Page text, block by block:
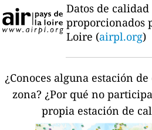
Datos de
proporcionados
Loire (airpl.org)
¿Conoces alguna estación
zona? ¿Por qué no
propia estación de